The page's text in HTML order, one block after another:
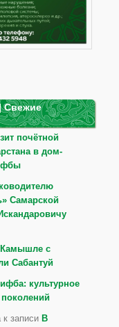
Свежие
почётной
в дом-
Самарской
с
Сабантуй
культурное
записи В